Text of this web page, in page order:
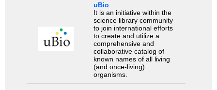
uBio
It is an initiative within the
science library community
to join international efforts
to create and utilize a
comprehensive and
collaborative catalog of
known names of all living
(and once-living)
organisms.